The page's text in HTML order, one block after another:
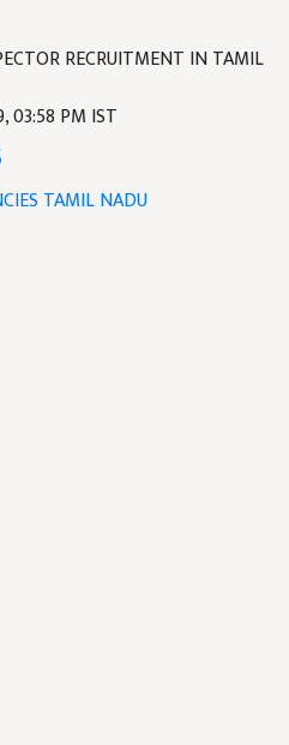
RECRUITMENT IN TAMIL
03:58 PM IST
TAMIL NADU